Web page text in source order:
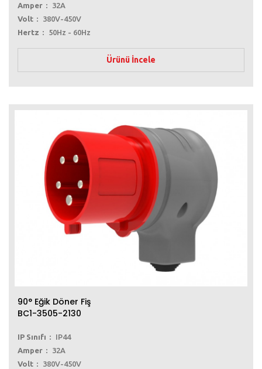
Amper
32A
Volt
380V-450V
Hertz
50Hz - 60Hz
Ürünü İncele
90° Eğik Döner Fiş
BC1-3505-2130
IP Sınıfı
IP44
Amper
32A
Volt
380V-450V